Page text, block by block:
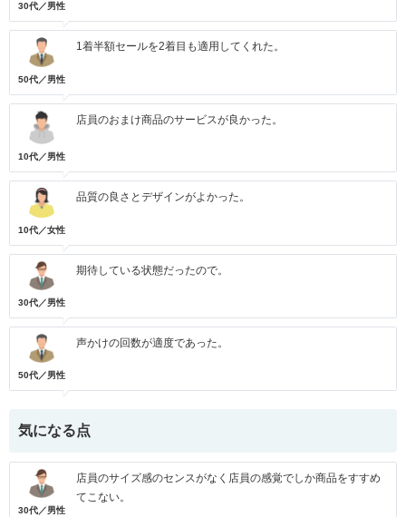
30代／男性
50代／男性
1着半額セールを2着目も適用してくれた。
10代／男性
店員のおまけ商品のサービスが良かった。
10代／女性
品質の良さとデザインがよかった。
30代／男性
期待している状態だったので。
50代／男性
声かけの回数が適度であった。
気になる点
30代／男性
店員のサイズ感のセンスがなく店員の感覚でしか商品をすすめ
てこない。